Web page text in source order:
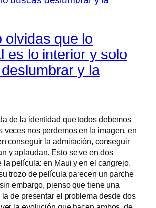
olvidas que lo
es lo interior y solo
y la
de la identidad que todos debemos
veces nos perdemos en la imagen, en
conseguir la admiración, conseguir
y aplaudan. Esto se ve en dos
la película: en Maui y en el cangrejo.
trozo de película parecen un parche
embargo, pienso que tiene una
de presentar el problema desde dos